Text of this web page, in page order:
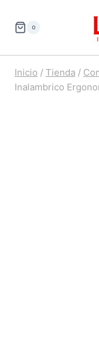
0
Inicio / Tienda /
Inalambrico